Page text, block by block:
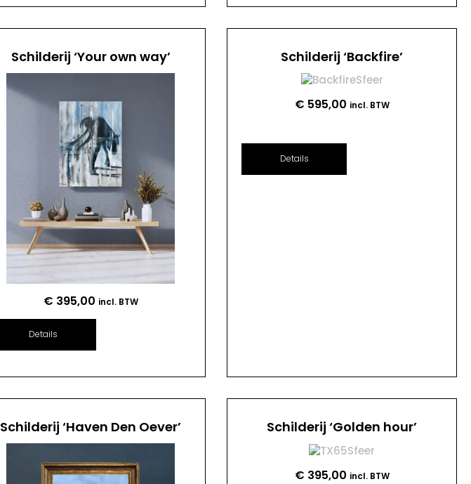
Schilderij ‘Your own way’
€ 395,00 incl. BTW
Details
Schilderij ‘Backfire’
€ 595,00 incl. BTW
Details
Schilderij ‘Haven Den Oever’ Schilderij ‘Golden hour’
€ 395,00 incl. BTW